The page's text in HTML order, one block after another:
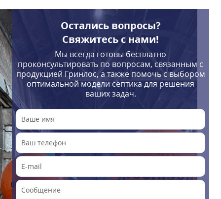
Остались вопросы?
Свяжитесь с нами!
Мы всегда готовы бесплатно
проконсультировать по вопросам, связанным с
продукцией Гринлос, а также помочь с выбором
оптимальной модели септика для решения
ваших задач.